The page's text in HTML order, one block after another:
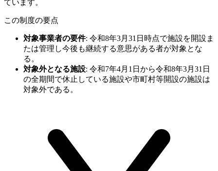
ています。
この制度の要点
対象事業者の要件: 令和8年3月31日時点で施設を開設ま
たは管理し今後も継続する意思がある者が対象とな
る。
対象外となる施設: 令和7年4月1日から令和8年3月31日
の全期間で休止している施設や市町村等開設の施設は
対象外である。